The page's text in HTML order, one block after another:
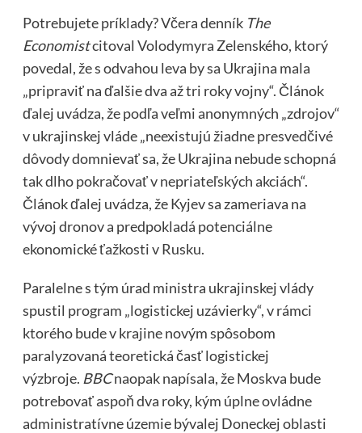
Potrebujete príklady? Včera denník The
Economistcitoval Volodymyra Zelenského, ktorý
povedal, že s odvahou leva by sa Ukrajina mala
„pripraviť na ďalšie dva až tri roky vojny“. Článok
ďalej uvádza, že podľa veľmi anonymných „zdrojov“
v ukrajinskej vláde „neexistujú žiadne presvedčivé
dôvody domnievať sa, že Ukrajina nebude schopná
tak dlho pokračovať v nepriateľských akciách“.
Článok ďalej uvádza, že Kyjev sa zameriava na
vývoj dronov a predpokladá potenciálne
ekonomické ťažkosti v Rusku.
Paralelne s tým úrad ministra ukrajinskej vlády
spustil program „logistickej uzávierky“, v rámci
ktorého bude v krajine novým spôsobom
paralyzovaná teoretická časť logistickej
výzbroje. BBCnaopak napísala, že Moskva bude
potrebovať aspoň dva roky, kým úplne ovládne
administratívne územie bývalej Doneckej oblasti